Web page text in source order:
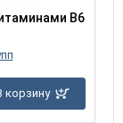
B6
корзину